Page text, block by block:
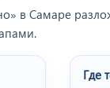
в Самаре
Где